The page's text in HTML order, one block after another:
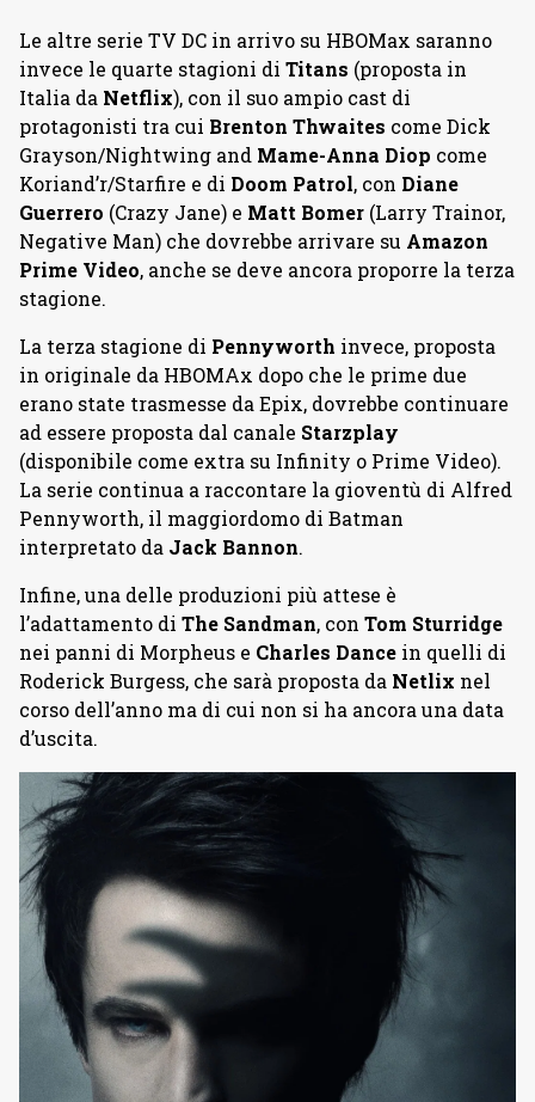
Le altre serie TV DC in arrivo su HBOMax saranno
invece le quarte stagioni di Titans (proposta in
Italia da Netflix), con il suo ampio cast di
protagonisti tra cui Brenton Thwaites come Dick
Grayson/Nightwing and Mame-Anna Diop come
Koriand’r/Starfire e di Doom Patrol, con Diane
Guerrero (Crazy Jane) e Matt Bomer (Larry Trainor,
Negative Man) che dovrebbe arrivare su Amazon
Prime Video, anche se deve ancora proporre la terza
stagione.
La terza stagione di Pennyworth invece, proposta
in originale da HBOMAx dopo che le prime due
erano state trasmesse da Epix, dovrebbe continuare
ad essere proposta dal canale Starzplay
(disponibile come extra su Infinity o Prime Video).
La serie continua a raccontare la gioventù di Alfred
Pennyworth, il maggiordomo di Batman
interpretato da Jack Bannon.
Infine, una delle produzioni più attese è
l’adattamento di The Sandman, con Tom Sturridge
nei panni di Morpheus e Charles Dance in quelli di
Roderick Burgess, che sarà proposta da Netlix nel
corso dell’anno ma di cui non si ha ancora una data
d’uscita.